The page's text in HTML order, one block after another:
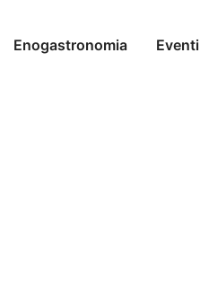
Enogastronomia Eventi